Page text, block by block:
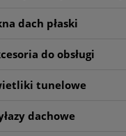
dach płaski
do obsługi
tunelowe
dachowe